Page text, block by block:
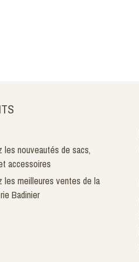
les nouveautés de sacs,
accessoires
les meilleures ventes de la
Badinier